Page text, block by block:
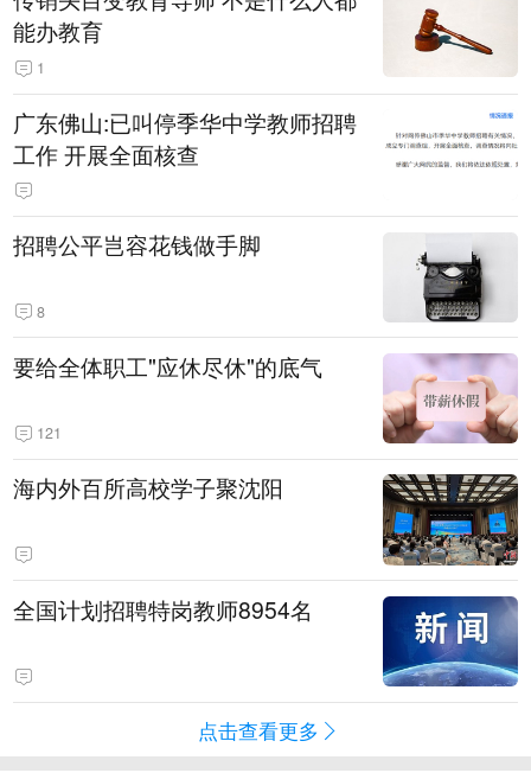
能办教育
1
广东佛山:已叫停季华中学教师招聘
工作 开展全面核查
招聘公平岂容花钱做手脚
8
要给全体职工"应休尽休"的底气
121
海内外百所高校学子聚沈阳
全国计划招聘特岗教师8954名
点击查看更多